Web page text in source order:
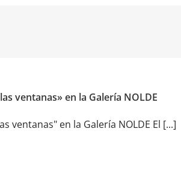
ventanas» en la Galería NOLDE
ventanas" en la Galería NOLDE El [...]